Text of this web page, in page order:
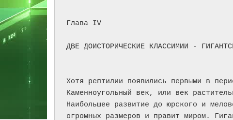
Глава IV
ДВЕ ДОИСТОРИЧЕСКИЕ КЛАССИМИИ -
Хотя рептилии появились первыми в
Каменноугольный век, или век
Наибольшее развитие до юрского и
огромных размеров и правит миром.